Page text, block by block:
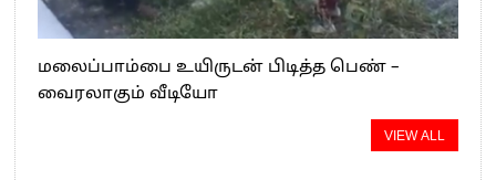
மலைப்பாம்பை உயிருடன் பிடித்த பெண் –
வைரலாகும் வீடியோ
VIEW ALL